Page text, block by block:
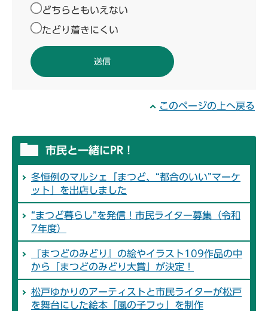
どちらともいえない
たどり着きにくい
このページの上へ戻る
市民と一緒にPR！
冬恒例のマルシェ「まつど、“都合のいい”マーケ
ット」を出店しました
“まつど暮らし”を発信！市民ライター募集（令和
7年度）
『まつどのみどり』の絵やイラスト109作品の中
から「まつどのみどり大賞」が決定！
松戸ゆかりのアーティストと市民ライターが松戸
を舞台にした絵本「風の子フゥ」を制作